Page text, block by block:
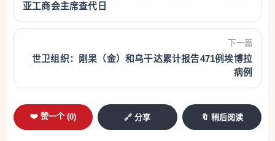
亚工商会主席查代日
下一篇
世卫组织：刚果（金）和乌干达累计报告471例埃博拉
病例
❤️ 赞一个 (0) 🔗 分享 🔖 稍后阅读